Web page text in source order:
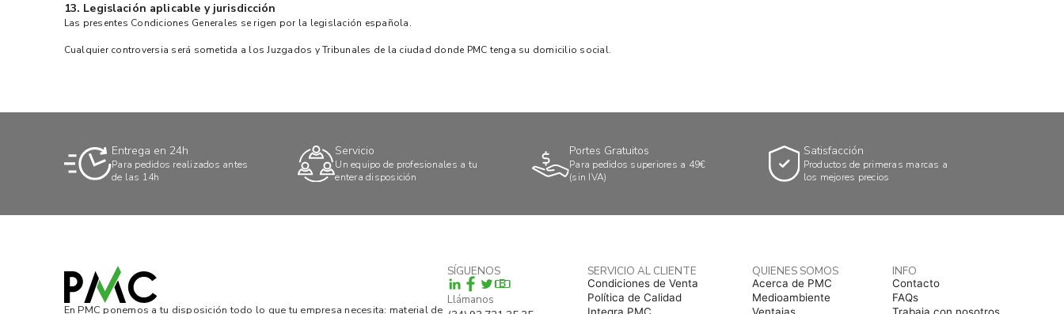
13. Legislación aplicable y jurisdicción
Las presentes Condiciones Generales se rigen por la legislación española.
Cualquier controversia será sometida a los Juzgados y Tribunales de la ciudad donde PMC tenga su domicilio social.
Entrega en 24h
Para pedidos realizados antes
de las 14h
Servicio
Un equipo de profesionales a tu
entera disposición
Portes Gratuitos
Para pedidos superiores a 49€
(sin IVA)
Satisfacción
Productos de primeras marcas a
los mejores precios
En PMC ponemos a tu disposición todo lo que tu empresa necesita: material de
SÍGUENOS
B
Llámanos
SERVICIO AL CLIENTE
Condiciones de Venta
Política de Calidad
Integra PMC
QUIENES SOMOS
Acerca de PMC
Medioambiente
Ventajas
INFO
Contacto
FAQs
Trabaja con nosotros